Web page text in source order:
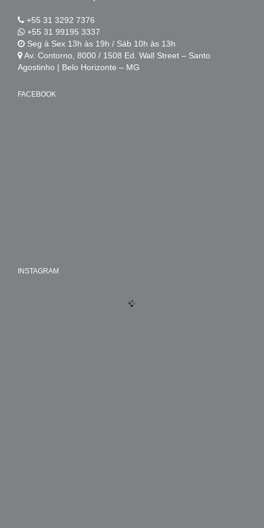
+55 31 3292 7376
+55 31 99195 3337
Seg à Sex 13h às 19h / Sáb 10h às 13h
Av. Contorno, 8000 / 1508 Ed. Wall Street – Santo
Agostinho | Belo Horizonte – MG
FACEBOOK
INSTAGRAM